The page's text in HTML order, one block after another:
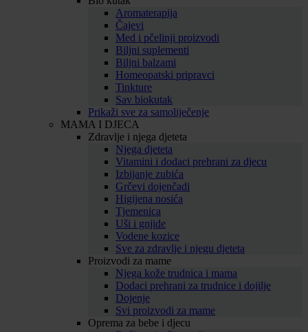
Aromaterapija
Čajevi
Med i pčelinji proizvodi
Biljni suplementi
Biljni balzami
Homeopatski pripravci
Tinkture
Sav biokutak
Prikaži sve za samoliječenje
MAMA I DJECA
Zdravlje i njega djeteta
Njega djeteta
Vitamini i dodaci prehrani za djecu
Izbijanje zubića
Grčevi dojenčadi
Higijena nosića
Tjemenica
Uši i gnjide
Vodene kozice
Sve za zdravlje i njegu djeteta
Proizvodi za mame
Njega kože trudnica i mama
Dodaci prehrani za trudnice i dojilje
Dojenje
Svi proizvodi za mame
Oprema za bebe i djecu